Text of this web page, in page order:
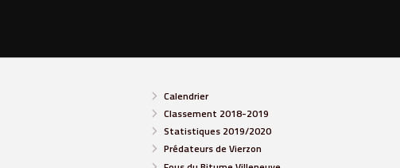
Calendrier
Classement 2018-2019
Statistiques 2019/2020
Prédateurs de Vierzon